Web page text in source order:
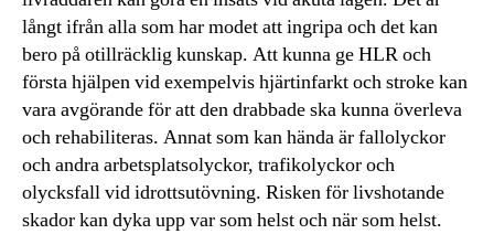
långt ifrån alla som har modet att ingripa och det kan
bero på otillräcklig kunskap. Att kunna ge HLR och
första hjälpen vid exempelvis hjärtinfarkt och stroke kan
vara avgörande för att den drabbade ska kunna överleva
och rehabiliteras. Annat som kan hända är fallolyckor
och andra arbetsplatsolyckor, trafikolyckor och
olycksfall vid idrottsutövning. Risken för livshotande
skador kan dyka upp var som helst och när som helst.